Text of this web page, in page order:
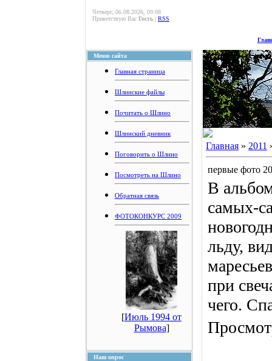
Четверг, 06.08.2026, 09:08
Приветствую Вас Гость | RSS
Меню сайта
Главная страница
Шлинские файлы
Почитать о Шлино
Шлинский дневник
Поговорить о Шлино
Посмотреть на Шлино
Обратная связь
ФОТОКОНКУРС 2009
[Июль 1994 от
Рымова]
Наш опрос
Главная » 2011
первые фото
В
самых-
льду,
при
чего.